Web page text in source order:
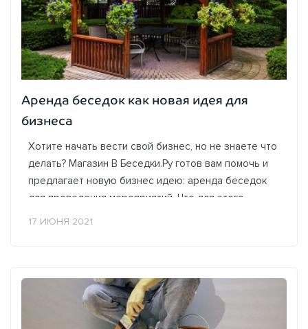
Аренда беседок как новая идея для
бизнеса
Хотите начать вести свой бизнес, но не знаете что
делать? Магазин В Беседки.Ру готов вам помочь и
предлагает новую бизнес идею: аренда беседок
для проведения мероприятий. Что для этого
17 ИЮНЯ 2021